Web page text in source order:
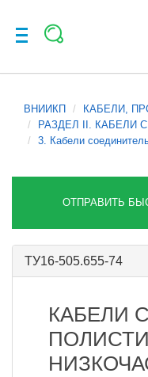
ВНИИКП
КАБЕЛИ,
РАЗДЕЛ II. КАБЕЛИ
3. Кабели
ОТПРАВИТЬ
ТУ16-505.655-74
КАБЕЛИ